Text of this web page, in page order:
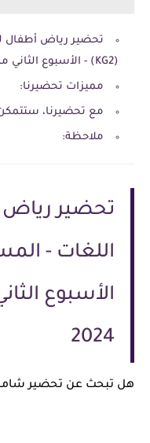
تحضير رياض أطفال
(KG2) - الأسبوع الثاني من الترم الثاني 2024
مميزات تحضيرنا:
مع تحضيرنا،
ملاحظة:
تحضير
الأسبوع
2024
هل تبحث عن تحضير